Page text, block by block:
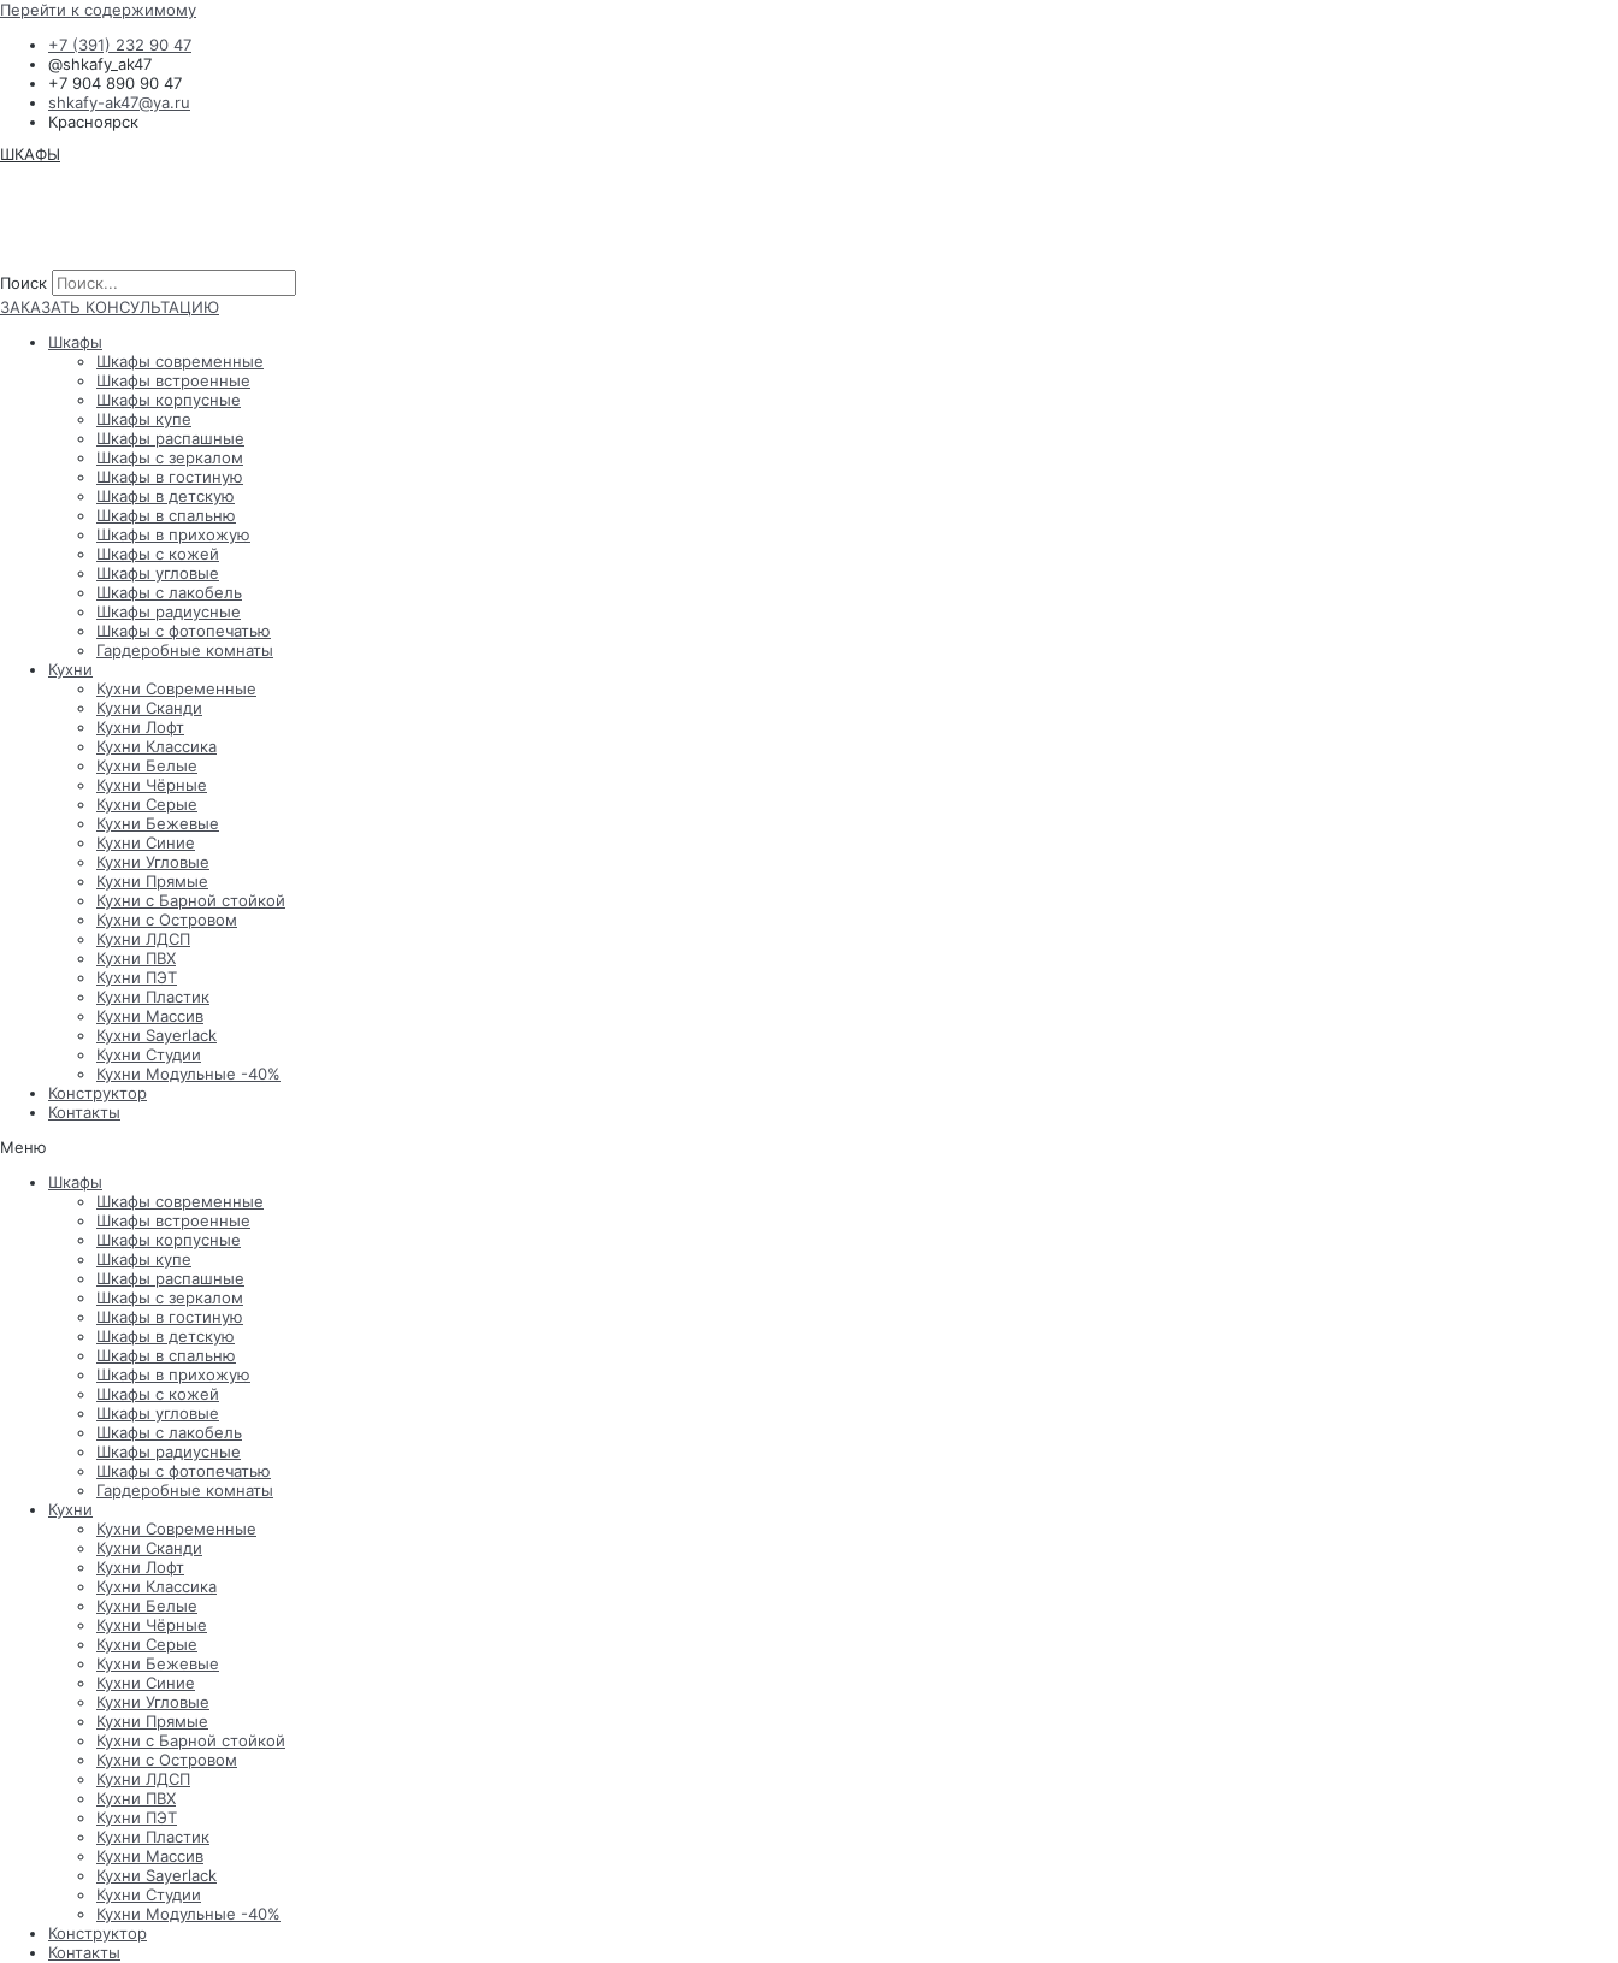
Перейти к содержимому
+7 (391) 232 90 47
@shkafy_ak47
+7 904 890 90 47
shkafy-ak47@ya.ru
Красноярск
ШКАФЫ
Поиск
ЗАКАЗАТЬ КОНСУЛЬТАЦИЮ
Шкафы
Шкафы современные
Шкафы встроенные
Шкафы корпусные
Шкафы купе
Шкафы распашные
Шкафы с зеркалом
Шкафы в гостиную
Шкафы в детскую
Шкафы в спальню
Шкафы в прихожую
Шкафы с кожей
Шкафы угловые
Шкафы с лакобель
Шкафы радиусные
Шкафы с фотопечатью
Гардеробные комнаты
Кухни
Кухни Современные
Кухни Сканди
Кухни Лофт
Кухни Классика
Кухни Белые
Кухни Чёрные
Кухни Серые
Кухни Бежевые
Кухни Синие
Кухни Угловые
Кухни Прямые
Кухни с Барной стойкой
Кухни с Островом
Кухни ЛДСП
Кухни ПВХ
Кухни ПЭТ
Кухни Пластик
Кухни Массив
Кухни Sayerlack
Кухни Студии
Кухни Модульные -40%
Конструктор
Контакты
Меню
Шкафы
Шкафы современные
Шкафы встроенные
Шкафы корпусные
Шкафы купе
Шкафы распашные
Шкафы с зеркалом
Шкафы в гостиную
Шкафы в детскую
Шкафы в спальню
Шкафы в прихожую
Шкафы с кожей
Шкафы угловые
Шкафы с лакобель
Шкафы радиусные
Шкафы с фотопечатью
Гардеробные комнаты
Кухни
Кухни Современные
Кухни Сканди
Кухни Лофт
Кухни Классика
Кухни Белые
Кухни Чёрные
Кухни Серые
Кухни Бежевые
Кухни Синие
Кухни Угловые
Кухни Прямые
Кухни с Барной стойкой
Кухни с Островом
Кухни ЛДСП
Кухни ПВХ
Кухни ПЭТ
Кухни Пластик
Кухни Массив
Кухни Sayerlack
Кухни Студии
Кухни Модульные -40%
Конструктор
Контакты